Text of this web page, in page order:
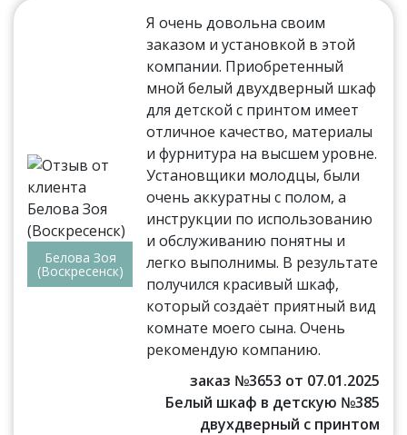
Белова Зоя
(Воскресенск)
Я очень довольна своим
заказом и установкой в этой
компании. Приобретенный
мной белый двухдверный шкаф
для детской с принтом имеет
отличное качество, материалы
и фурнитура на высшем уровне.
Установщики молодцы, были
очень аккуратны с полом, а
инструкции по использованию
и обслуживанию понятны и
легко выполнимы. В результате
получился красивый шкаф,
который создаёт приятный вид
комнате моего сына. Очень
рекомендую компанию.
заказ №3653 от 07.01.2025
Белый шкаф в детскую №385
двухдверный с принтом